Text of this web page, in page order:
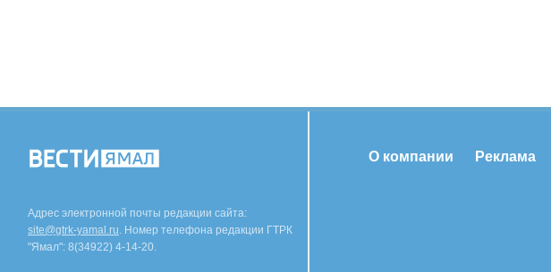
Адрес электронной почты редакции сайта:
site@gtrk-yamal.ru. Номер телефона редакции ГТРК
"Ямал": 8(34922) 4-14-20.
О компании Реклама